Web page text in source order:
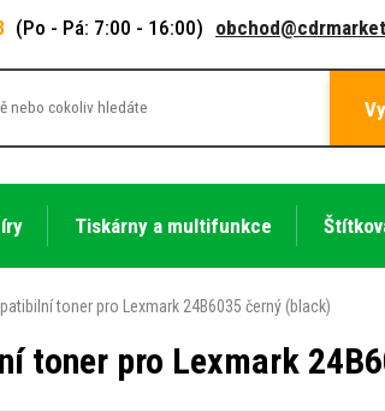
(Po - Pá: 7:00 - 16:00)
Tiskárny a multifunkce
toner pro Lexmark 24B6035 černý (black)
toner pro Lexmark